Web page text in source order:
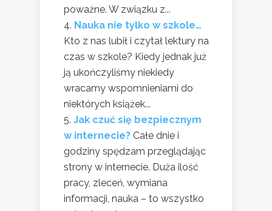
poważne. W związku z...
Nauka nie tylko w szkole…
Kto z nas lubił i czytał lektury na
czas w szkole? Kiedy jednak już
ją ukończyliśmy niekiedy
wracamy wspomnieniami do
niektórych książek...
Jak czuć się bezpiecznym
w internecie? Całe dnie i
godziny spędzam przeglądając
strony w internecie. Duża ilość
pracy, zleceń, wymiana
informacji, nauka – to wszystko